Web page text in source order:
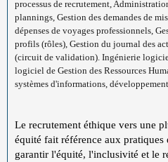
processus de recrutement,
plannings, Gestion des demandes de
dépenses de voyages professionnels,
profils (rôles), Gestion du journal des
(circuit de validation). Ingénierie
logiciel de Gestion des Ressources
systèmes d'informations,
Le recrutement éthique vers une
équité fait référence aux pratiques
garantir l'équité, l'inclusivité et le